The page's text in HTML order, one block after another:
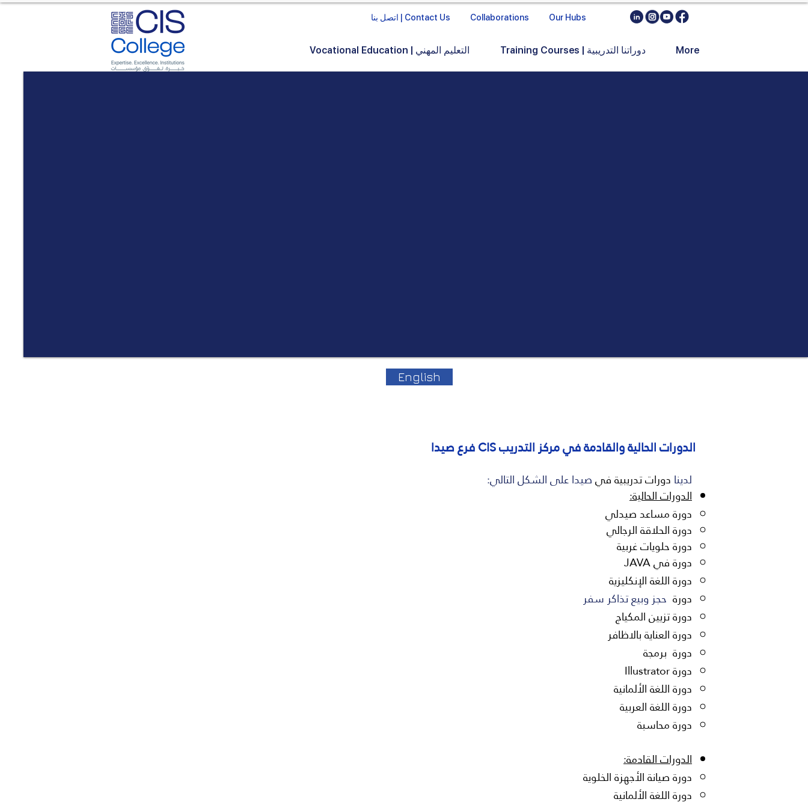
اتصل بنا | Contact Us Collaborations Our Hubs
Vocational Education | التعليم المهني Training Courses | دوراتنا التدريبية More
English
الدورات الحالية والقادمة في مركز التدريب CIS فرع صيدا
لدينا دورات تدريبية فيصيدا على الشكل التالي:
الدورات الحالية​:
دورة مساعد صيدلي
دورة الحلاقة الرجالي
دورة حلويات غربية
دورة في JAVA
دورة اللغة الإنكليزية
دورة ​ حجز وبيع تذاكر سفر
دورة تزيين المكياج
دورة العناية بالاظافر
دورة برمجة
دورة Illustrator
دورة اللغة الألمانية
دورة اللغة العربية
دورة محاسبة
الدورات القادمة:
دورة صيانة الأجهزة الخلوية
دورة اللغة الألمانية